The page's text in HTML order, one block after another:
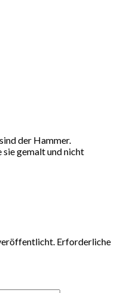
der Hammer.
sie gemalt und nicht
Erforderliche